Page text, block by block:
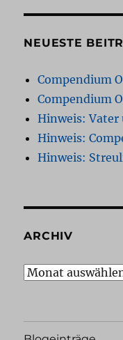
NEUESTE
Compendium
Compendium
Hinweis: Vater
Hinweis:
Hinweis:
ARCHIV
Archiv